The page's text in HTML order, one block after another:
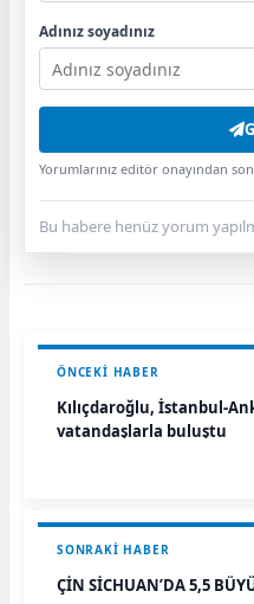
Adınız soyadınız
Yorumlarınız editör onayından
Bu habere henüz yorum
ÖNCEKI HABER
Kılıçdaroğlu, İstanbul-
vatandaşlarla buluştu
SONRAKI HABER
ÇİN SİCHUAN’DA 5,5